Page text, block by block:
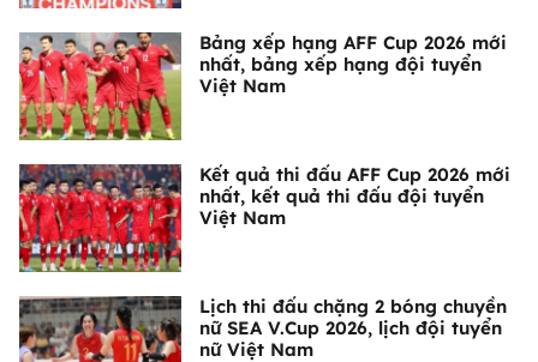
Bảng xếp hạng AFF Cup 2026 mới
nhất, bảng xếp hạng đội tuyển
Việt Nam
Kết quả thi đấu AFF Cup 2026 mới
nhất, kết quả thi đấu đội tuyển
Việt Nam
Lịch thi đấu chặng 2 bóng chuyền
nữ SEA V.Cup 2026, lịch đội tuyển
nữ Việt Nam